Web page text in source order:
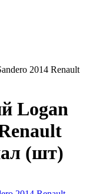
2014 Renault
Logan
(шт)